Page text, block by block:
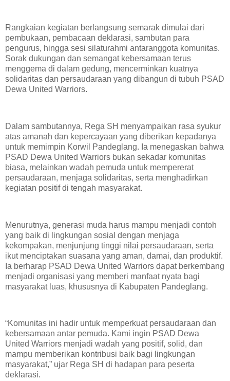
‎Rangkaian kegiatan berlangsung semarak dimulai dari
pembukaan, pembacaan deklarasi, sambutan para
pengurus, hingga sesi silaturahmi antaranggota komunitas.
Sorak dukungan dan semangat kebersamaan terus
menggema di dalam gedung, mencerminkan kuatnya
solidaritas dan persaudaraan yang dibangun di tubuh PSAD
Dewa United Warriors.
‎Dalam sambutannya, Rega SH menyampaikan rasa syukur
atas amanah dan kepercayaan yang diberikan kepadanya
untuk memimpin Korwil Pandeglang. Ia menegaskan bahwa
PSAD Dewa United Warriors bukan sekadar komunitas
biasa, melainkan wadah pemuda untuk mempererat
persaudaraan, menjaga solidaritas, serta menghadirkan
kegiatan positif di tengah masyarakat.
‎Menurutnya, generasi muda harus mampu menjadi contoh
yang baik di lingkungan sosial dengan menjaga
kekompakan, menjunjung tinggi nilai persaudaraan, serta
ikut menciptakan suasana yang aman, damai, dan produktif.
Ia berharap PSAD Dewa United Warriors dapat berkembang
menjadi organisasi yang memberi manfaat nyata bagi
masyarakat luas, khususnya di Kabupaten Pandeglang.
‎“Komunitas ini hadir untuk memperkuat persaudaraan dan
kebersamaan antar pemuda. Kami ingin PSAD Dewa
United Warriors menjadi wadah yang positif, solid, dan
mampu memberikan kontribusi baik bagi lingkungan
masyarakat,” ujar Rega SH di hadapan para peserta
deklarasi.